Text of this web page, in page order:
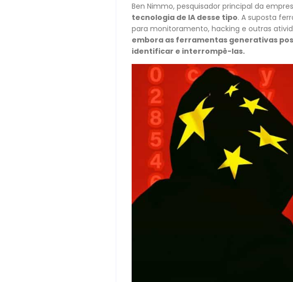
Ben Nimmo, pesquisador principal da
tecnologia de IA desse tipo. A suposta
para monitoramento, hacking e outras
embora as ferramentas generativas
identificar e interrompê-las.